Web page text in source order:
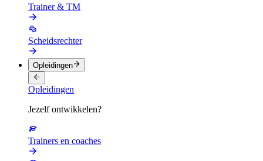
Trainer & TM
Scheidsrechter
Opleidingen
Opleidingen
Jezelf ontwikkelen?
Trainers en coaches